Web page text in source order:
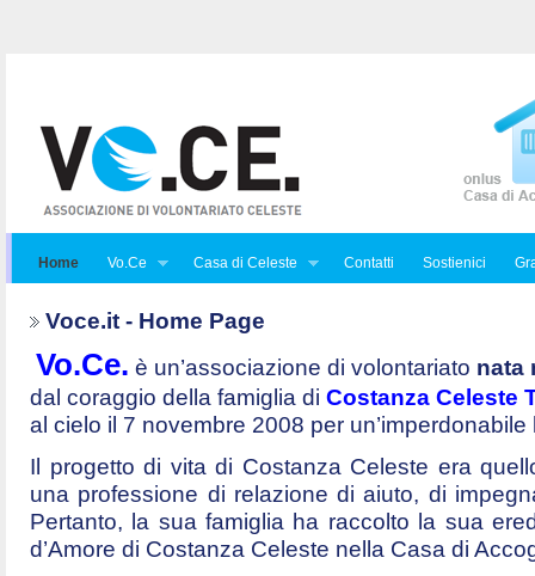
Home Vo.Ce Casa di Celeste Contatti Sostienici
Voce.it - Home Page
Vo.Ce. è un’associazione di volontariato nata
dal coraggio della famiglia di Costanza Celeste
al cielo il 7 novembre 2008 per
Il progetto di vita di Costanza Celeste era
una professione di relazione di aiuto, di
Pertanto, la sua famiglia ha raccolto la sua
d’Amore di Costanza Celeste nella Casa di